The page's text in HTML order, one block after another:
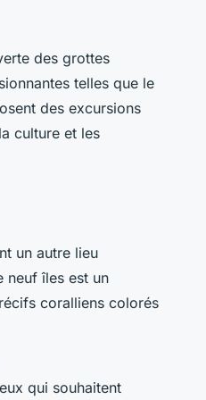
des grottes
telles que le
des excursions
culture et les
un autre lieu
neuf îles est un
coralliens colorés
qui souhaitent